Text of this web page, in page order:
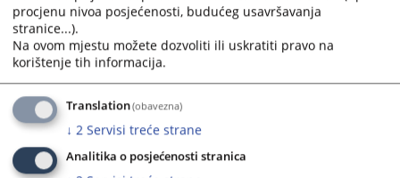
question
mark
key
to
the
keyboard
shortcuts
for
changing
question
mark
key
changing
procjenu nivoa posjećenosti, budućeg usavršavanja
stranice...).
Na ovom mjestu možete dozvoliti ili uskratiti pravo na
korištenje tih informacija.
Translation(obavezna)
↓ 2 Servisi treće strane
Analitika o posjećenosti stranica